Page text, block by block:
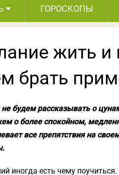
ГОРОСКОПЫ
жить и
брать
будем рассказывать о
о более спокойном,
все препятствия на
иногда есть чему